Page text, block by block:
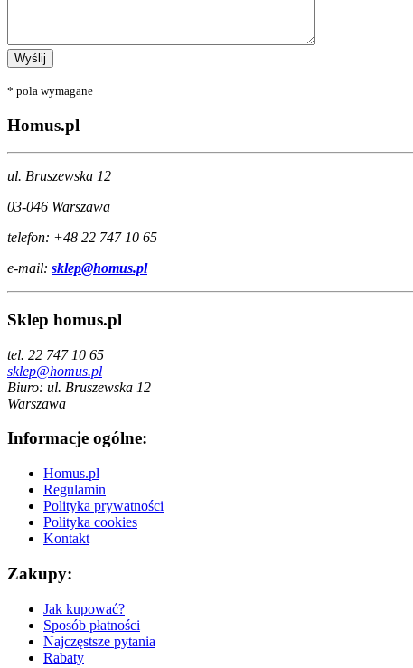
* pola wymagane
Homus.pl
ul. Bruszewska 12
03-046 Warszawa
telefon: +48 22 747 10 65
e-mail: sklep@homus.pl
Sklep homus.pl
tel. 22 747 10 65
sklep@homus.pl
Biuro: ul. Bruszewska 12
Warszawa
Informacje ogólne:
Homus.pl
Regulamin
Polityka prywatności
Polityka cookies
Kontakt
Zakupy:
Jak kupować?
Sposób płatności
Najczęstsze pytania
Rabaty